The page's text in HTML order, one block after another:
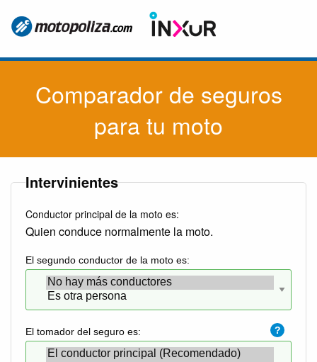
Comparador de seguros
para tu moto
Intervinientes
Conductor principal de la moto es:
Quien conduce normalmente la moto.
El segundo conductor de la moto es:
El tomador del seguro es: ?